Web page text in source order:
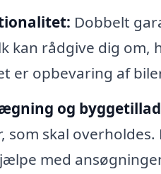
Dobbelt
kan rådgive dig om,
er opbevaring af
og
som skal
med